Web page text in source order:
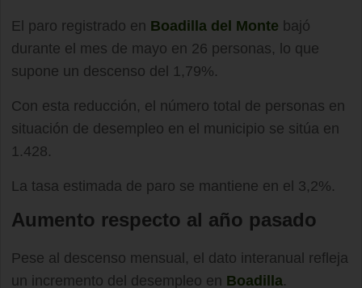
El paro registrado en Boadilla del Monte bajó
durante el mes de mayo en 26 personas, lo que
supone un descenso del 1,79%.
Con esta reducción, el número total de personas en
situación de desempleo en el municipio se sitúa en
1.428.
La tasa estimada de paro se mantiene en el 3,2%.
Aumento respecto al año pasado
Pese al descenso mensual, el dato interanual refleja
un incremento del desempleo en Boadilla.